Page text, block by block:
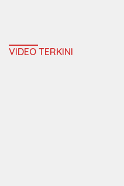
VIDEO TERKINI